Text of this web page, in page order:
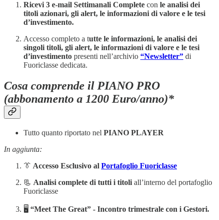
Ricevi 3 e-mail Settimanali Complete con le analisi dei
titoli azionari, gli alert, le informazioni di valore e le tesi
d’investimento.
Accesso completo a tutte le informazioni, le analisi dei
singoli titoli, gli alert, le informazioni di valore e le tesi
d’investimento presenti nell’archivio “Newsletter” di
Fuoriclasse dedicata.
Cosa comprende il PIANO PRO
(abbonamento a 1200 Euro/anno)*
Tutto quanto riportato nel PIANO PLAYER
In aggiunta:
👔 Accesso Esclusivo al Portafoglio Fuoriclasse
📃 Analisi complete di tutti i titoli all’interno del portafoglio
Fuoriclasse
🖥️ “Meet The Great” - Incontro trimestrale con i Gestori.